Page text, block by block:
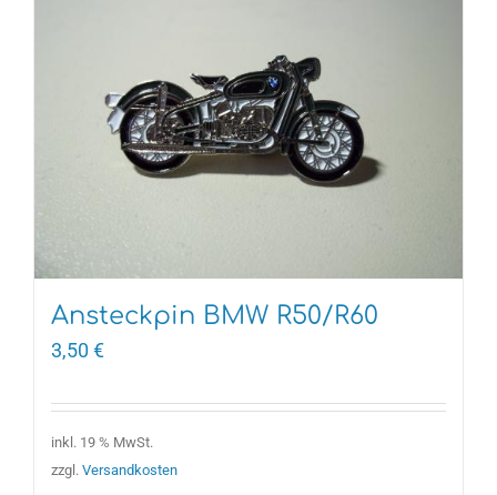
Ansteckpin BMW R50/R60
3,50 €
inkl. 19 % MwSt.
zzgl. Versandkosten